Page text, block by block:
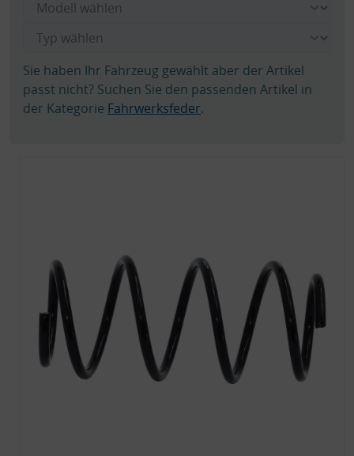
Sie haben Ihr Fahrzeug gewählt aber der Artikel
passt nicht? Suchen Sie den passenden Artikel in
der Kategorie Fahrwerksfeder.